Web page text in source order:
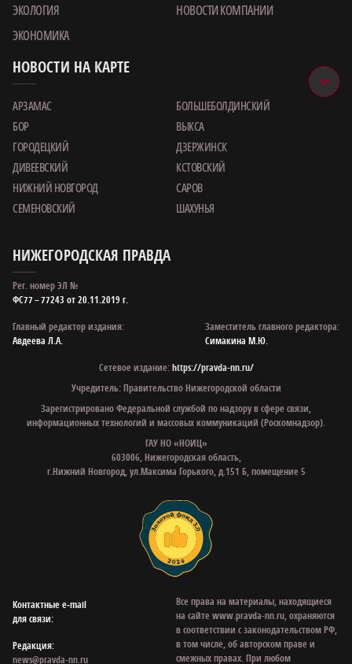
ЭКОЛОГИЯ
НОВОСТИ КОМПАНИИ
ЭКОНОМИКА
НОВОСТИ НА КАРТЕ
АРЗАМАС
БОЛЬШЕБОЛДИНСКИЙ
БОР
ВЫКСА
ГОРОДЕЦКИЙ
ДЗЕРЖИНСК
ДИВЕЕВСКИЙ
КСТОВСКИЙ
НИЖНИЙ НОВГОРОД
САРОВ
СЕМЕНОВСКИЙ
ШАХУНЬЯ
НИЖЕГОРОДСКАЯ ПРАВДА
Рег. номер ЭЛ №
ФС77 – 77243 от 20.11.2019 г.
Главный редактор издания:
Авдеева Л.А.
Заместитель главного редактора:
Симакина М.Ю.
Сетевое издание:https://pravda-nn.ru/
Учредитель: Правительство Нижегородской области
Зарегистрировано Федеральной службой по надзору в сфере связи,
информационных технологий и массовых коммуникаций (Роскомнадзор).
ГАУ НО «НОИЦ»
603006, Нижегородская область,
г.Нижний Новгород, ул.Максима Горького, д.151 Б, помещение 5
Контактные e‑mail
для связи:
Редакция:
news@pravda-nn.ru
Все права на материалы, находящиеся
на сайте www.pravda-nn.ru, охраняются
в соответствии с законодательством РФ,
в том числе, об авторском праве и
смежных правах. При любом